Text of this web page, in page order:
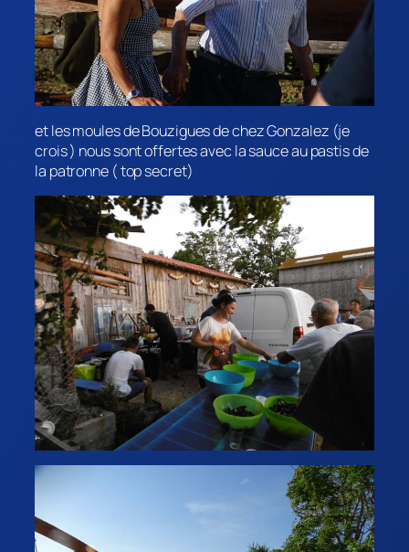
et les moules de Bouzigues de chez Gonzalez (je
crois ) nous sont offertes avec la sauce au pastis de
la patronne ( top secret)